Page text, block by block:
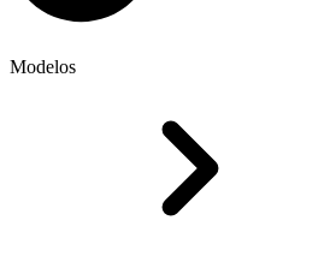
Modelos